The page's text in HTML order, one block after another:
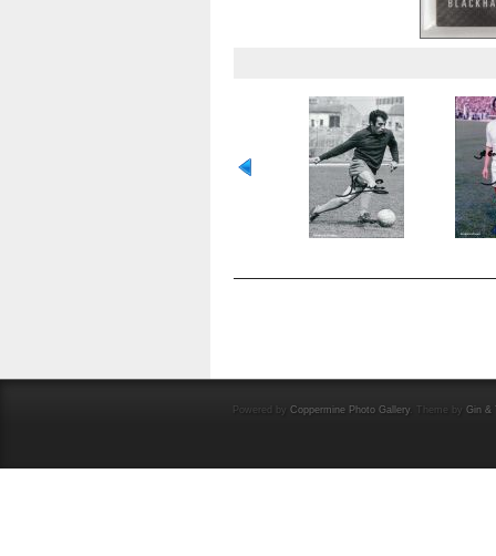
Powered by Coppermine Photo Gallery. Theme by Gin &